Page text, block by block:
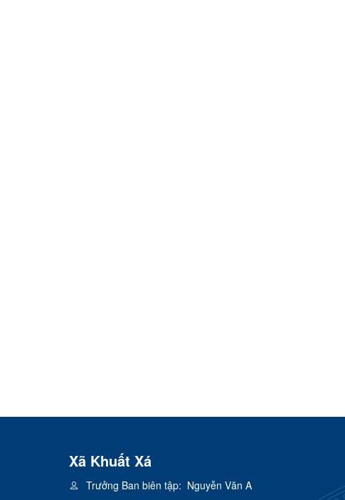
Xã Khuất Xá
Trưởng Ban biên tập: Nguyễn Văn A